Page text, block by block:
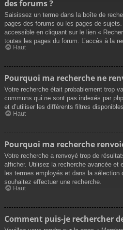
des forums ?
Saisissez un terme dans la boîte de
pages des forums ou les pages de
accessible en cliquant sur le lien «
toutes les pages du forum. L’accès à la
Haut
Pourquoi ma recherche ne
Votre recherche était probablement trop
communs qui ne sont pas indexés par
et d’utiliser les différents filtres
Haut
Pourquoi ma recherche
Votre recherche a renvoyé trop de
afficher. Utilisez la recherche avancée et
les termes employés et dans la sélection
souhaitez effectuer une recherche.
Haut
Comment puis-je rechercher